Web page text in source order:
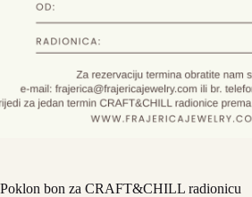
Poklon bon za CRAFT&CHILL radionicu